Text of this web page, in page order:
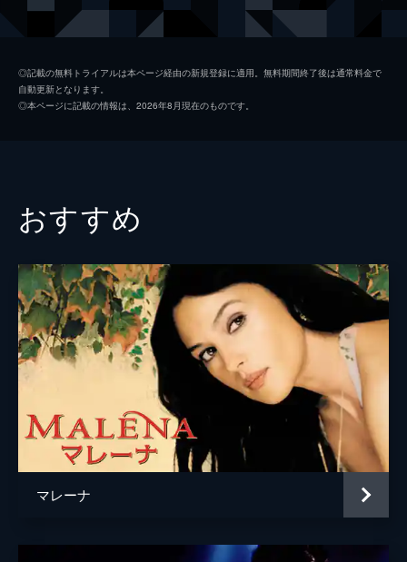
シャロン・ストーン
アンドリュース ブルース・Ａ・ヤング
タルコット チェルシー・ロス
マーティ・ニルセン
ラモット スティーヴン・トボロウスキー
ジェームズ・レブホーン
監督
脚本 ジョー・エスターハス
製作 アラン・マーシャル
◎記載の無料トライアルは本ページ経由の新規登録に適用。無料期間終了後は通常料金で
自動更新となります。
◎本ページに記載の情報は、2026年8月現在のものです。
おすすめ
マレーナ